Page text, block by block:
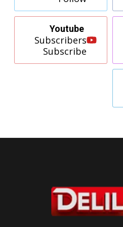
Youtube
Subscribers
Subscribe